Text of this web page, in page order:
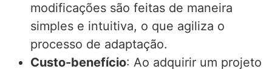
modificações são feitas de maneira
simples e intuitiva, o que agiliza o
processo de adaptação.
Custo-benefício: Ao adquirir um projeto